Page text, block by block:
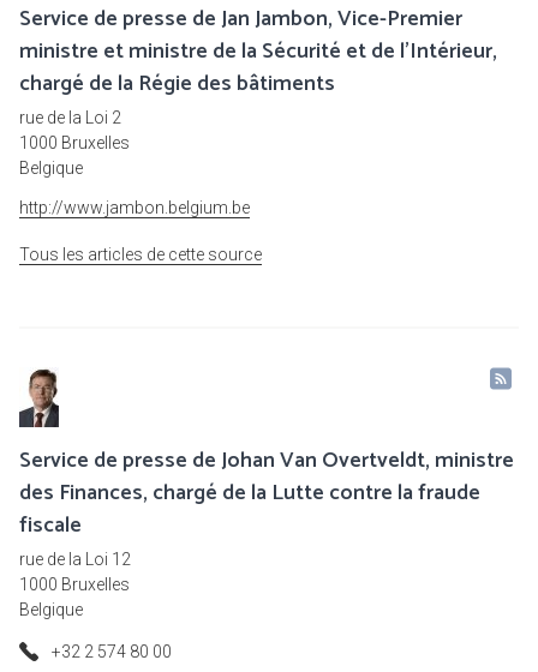
Service de presse de Jan Jambon, Vice-Premier
ministre et ministre de la Sécurité et de l'Intérieur,
chargé de la Régie des bâtiments
rue de la Loi 2
1000 Bruxelles
Belgique
http://www.jambon.belgium.be
Tous les articles de cette source
Service de presse de Johan Van Overtveldt, ministre
des Finances, chargé de la Lutte contre la fraude
fiscale
rue de la Loi 12
1000 Bruxelles
Belgique
+32 2 574 80 00